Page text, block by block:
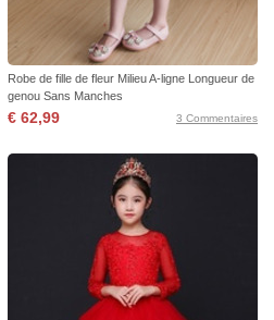
Robe de fille de fleur Milieu A-ligne Longueur de
genou Sans Manches
€ 62,99 3 Commentaires